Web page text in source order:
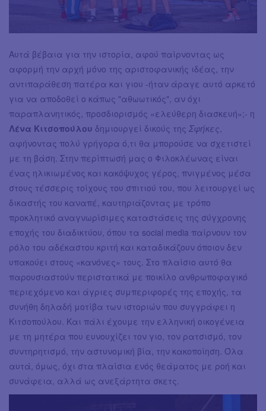
Αυτά βέβαια για την ιστορία, αφού παίρνοντας ως
αφορμή την αρχή μόνο της αριστοφανικής ιδέας, την
αντιπαράθεση πατέρα και γιου -ήταν άραγε αυτό αρκετό
για να αποδοθεί ο κάπως "αθωωτικός", αν όχι
παραπλανητικός, προσδιορισμός «ελεύθερη διασκευή»;- η
Λένα Κιτσοπούλου δημιουργεί δικούς της Σφήκες
αφήνοντας πολύ γρήγορα ό,τι θα μπορούσε να σχετιστεί
με τη βάση. Στην περίπτωσή μας ο Φιλοκλέωνας είναι
ένας ηλικιωμένος και κακόψυχος γέρος, πνιγμένος μέσα
στους τέσσερις τοίχους του σπιτιού του, που λειτουργεί ως
δικαστής του καναπέ, καυτηριάζοντας με τρόπο
προκλητικό αναγνωρίσιμες καταστάσεις της σύγχρονης
εποχής του διαδικτύου, όπου τα social media παίρνουν τον
ρόλο του αδέκαστου κριτή και καταδικάζουν όποιον δεν
υπακούει στους «κανόνες» τους. Στο πλαίσιο αυτό θα
παρουσιαστούν περιστατικά με ποικίλο ανθρωποφαγικό
περιεχόμενο και άγριες συμπεριφορές της εποχής, τα
συνήθη δηλαδή μοτίβα των ιστοριών που συγγράφει η
Κιτσοπούλου. Και πάλι έχουμε την ελληνική οικογένεια
με τη μητέρα που ευνουχίζει τον γιο, τον ρατσισμό, τον
συντηρητισμό, την αστυνομική βία, την κακοποίηση. Όλα
αυτά, όμως, όχι στα πλαίσια ενός θεάματος με ροή και
συνάφεια, αλλά ως ανεξάρτητα σκετς.